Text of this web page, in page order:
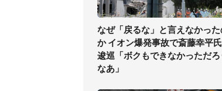
なぜ「戻るな」と言えなかっ
か イオン爆発事故で斎藤幸平
逡巡「ボクもできなかっただろ
なあ」